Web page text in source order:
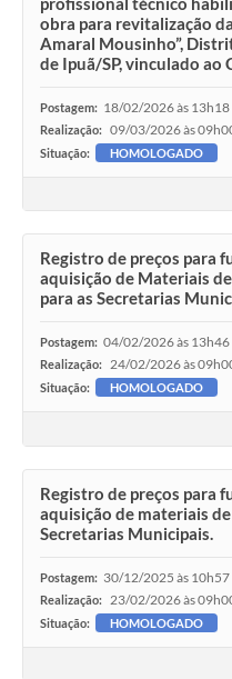
obra para revitalização
Amaral Mousinho”,
de Ipuã/SP, vinculado ao
Postagem: 18/02/2026 às 13h18
Realização: 09/03/2026 às
Situação: HOMOLOGADO
Registro de preços para
aquisição de Materiais
para as Secretarias
Postagem: 04/02/2026 às 13h46
Realização: 24/02/2026 às
Situação: HOMOLOGADO
Registro de preços para
aquisição de materiais
Secretarias Municipais.
Postagem: 30/12/2025 às 10h57
Realização: 23/02/2026 às
Situação: HOMOLOGADO